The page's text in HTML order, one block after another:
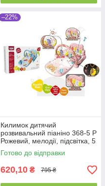
–22%
Килимок дитячий
розвивальний піаніно 368-5 P
Рожевий, мелодії, підсвітка, 5
підвісок, брязкальця
Готово до відправки
620,10 ₴ 795 ₴